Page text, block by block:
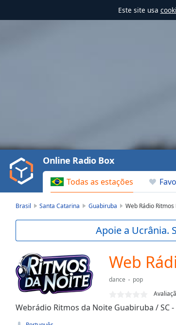
Este site usa
Play
Video
Play
Backward
Skip
Current
Duration-:-
Loaded:
0.00%
TypeLIVE
Todas as estações
Online Radio Box
Brasil Santa Catarina Guabiruba Web Rádio
Apoie a Ucrânia.
Web
dance
pop
Webrádio Ritmos da Noite Guabiruba / SC -